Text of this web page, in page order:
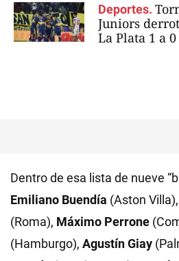
Deportes.
Juniors
La Plata 1 a 0
Dentro de esa lista de nueve
Emiliano Buendía (Aston Villa),
(Roma), Máximo Perrone
(Hamburgo), Agustín Giay